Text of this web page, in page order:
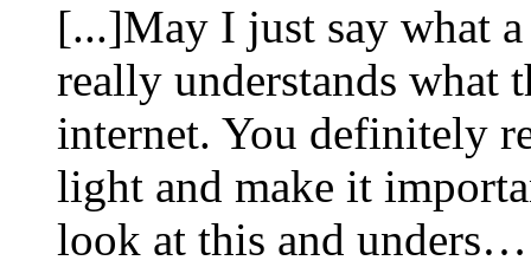
[...]May I just say what
really understands what
internet. You definitely
light and make it
look at this and unders…